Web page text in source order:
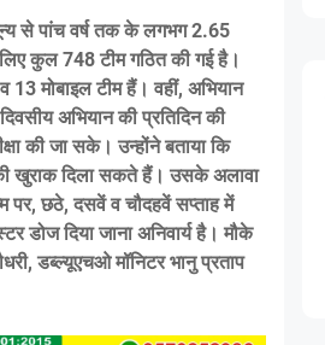
से पांच वर्ष तक के लगभग 2.65
लिए कुल 748 टीम गठित की गई है।
मोबाइल टीम हैं। वहीं, अभियान
अभियान की प्रतिदिन की
की जा सके। उन्होंने बताया कि
खुराक दिला सकते हैं। उसके अलावा
पर, छठे, दसवें व चौदहवें सप्ताह में
डोज दिया जाना अनिवार्य है। मौके
डब्ल्यूएचओ मॉनिटर भानु प्रताप